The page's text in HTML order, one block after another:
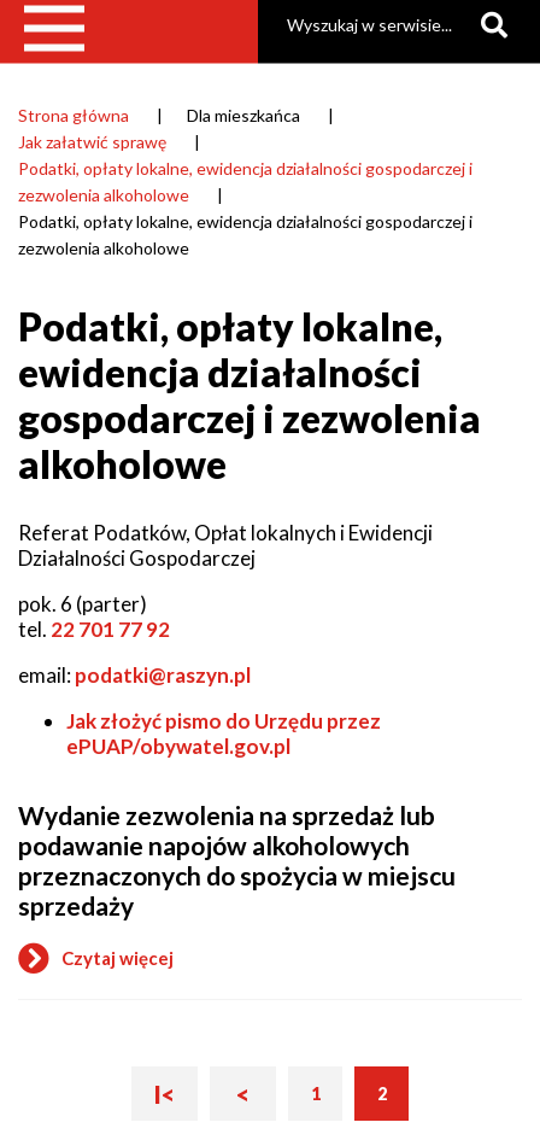
Ścieżka
nawigacyjna
Strona główna
Dla mieszkańca
Jak załatwić sprawę
Podatki, opłaty lokalne, ewidencja działalności gospodarczej i
zezwolenia alkoholowe
Podatki, opłaty lokalne, ewidencja działalności gospodarczej i
zezwolenia alkoholowe
Podatki, opłaty lokalne,
ewidencja działalności
gospodarczej i zezwolenia
alkoholowe
Referat Podatków, Opłat lokalnych i Ewidencji
Działalności Gospodarczej
pok. 6 (parter)
tel. 22 701 77 92
email:podatki@raszyn.pl
Jak złożyć pismo do Urzędu przez
ePUAP/obywatel.gov.pl
Wydanie zezwolenia na sprzedaż lub
podawanie napojów alkoholowych
przeznaczonych do spożycia w miejscu
sprzedaży
Czytaj więcej
o
Stronicowanie
Pierwsza
I<
Poprzednia
< Strona
1
Bieżąca
2